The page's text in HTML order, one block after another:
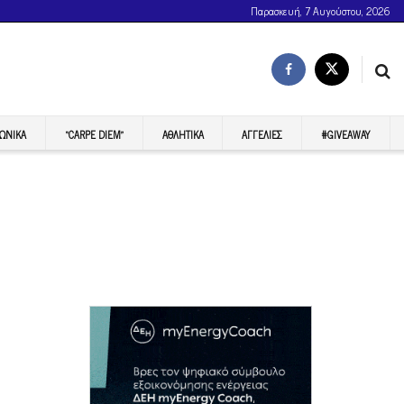
Παρασκευή, 7 Αυγούστου, 2026
“CARPE DIEM” ΑΘΛΗΤΙΚΆ ΑΓΓΕΛΊΕΣ #GIVEAWAY